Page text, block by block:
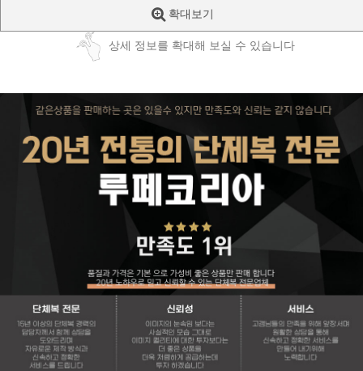
확대보기
상세 정보를 확대해 보실 수 있습니다